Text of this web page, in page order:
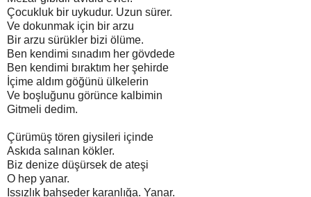
Çocukluk bir uykudur. Uzun sürer.
Ve dokunmak için bir arzu
Bir arzu sürükler bizi ölüme.
Ben kendimi sınadım her gövdede
Ben kendimi bıraktım her şehirde
İçime aldım göğünü ülkelerin
Ve boşluğunu görünce kalbimin
Gitmeli dedim.
Çürümüş tören giysileri içinde
Askıda salınan kökler.
Biz denize düşürsek de ateşi
O hep yanar.
Issızlık bahşeder karanlığa. Yanar.